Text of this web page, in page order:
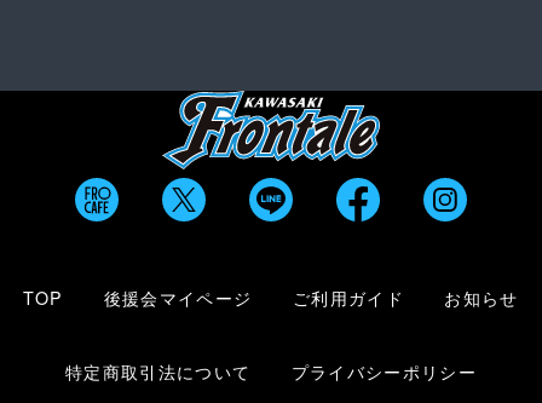
TOP 後援会マイページ ご利用ガイド お知らせ
特定商取引法について プライバシーポリシー